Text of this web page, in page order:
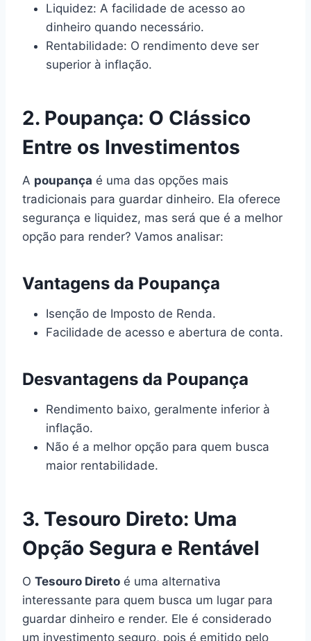
Liquidez: A facilidade de acesso ao
dinheiro quando necessário.
Rentabilidade: O rendimento deve ser
superior à inflação.
2. Poupança: O Clássico
Entre os Investimentos
A poupança é uma das opções mais
tradicionais para guardar dinheiro. Ela oferece
segurança e liquidez, mas será que é a melhor
opção para render? Vamos analisar:
Vantagens da Poupança
Isenção de Imposto de Renda.
Facilidade de acesso e abertura de conta.
Desvantagens da Poupança
Rendimento baixo, geralmente inferior à
inflação.
Não é a melhor opção para quem busca
maior rentabilidade.
3. Tesouro Direto: Uma
Opção Segura e Rentável
O Tesouro Direto é uma alternativa
interessante para quem busca um lugar para
guardar dinheiro e render. Ele é considerado
um investimento seguro, pois é emitido pelo